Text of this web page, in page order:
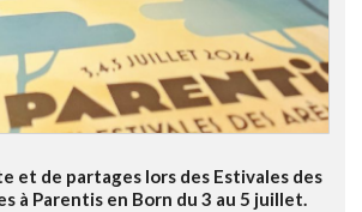
et de partages lors des Estivales des
à Parentis en Born du 3 au 5 juillet.